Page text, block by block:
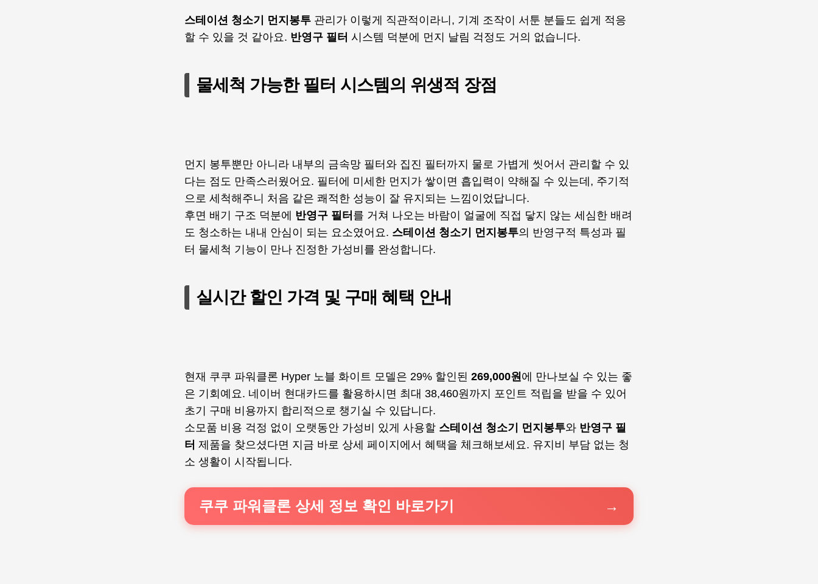
스테이션 청소기 먼지봉투 관리가 이렇게 직관적이라니, 기계 조작이 서툰 분들도 쉽게 적응
할 수 있을 것 같아요. 반영구 필터 시스템 덕분에 먼지 날림 걱정도 거의 없습니다.
물세척 가능한 필터 시스템의 위생적 장점
먼지 봉투뿐만 아니라 내부의 금속망 필터와 집진 필터까지 물로 가볍게 씻어서 관리할 수 있
다는 점도 만족스러웠어요. 필터에 미세한 먼지가 쌓이면 흡입력이 약해질 수 있는데, 주기적
으로 세척해주니 처음 같은 쾌적한 성능이 잘 유지되는 느낌이었답니다.
후면 배기 구조 덕분에 반영구 필터 를 거쳐 나오는 바람이 얼굴에 직접 닿지 않는 세심한 배려
도 청소하는 내내 안심이 되는 요소였어요. 스테이션 청소기 먼지봉투의 반영구적 특성과 필
터 물세척 기능이 만나 진정한 가성비를 완성합니다.
실시간 할인 가격 및 구매 혜택 안내
현재 쿠쿠 파워클론 Hyper 노블 화이트 모델은 29% 할인된 269,000원에 만나보실 수 있는 좋
은 기회예요. 네이버 현대카드를 활용하시면 최대 38,460원까지 포인트 적립을 받을 수 있어
초기 구매 비용까지 합리적으로 챙기실 수 있답니다.
소모품 비용 걱정 없이 오랫동안 가성비 있게 사용할 스테이션 청소기 먼지봉투와 반영구 필
터 제품을 찾으셨다면 지금 바로 상세 페이지에서 혜택을 체크해보세요. 유지비 부담 없는 청
소 생활이 시작됩니다.
쿠쿠 파워클론 상세 정보 확인 바로가기